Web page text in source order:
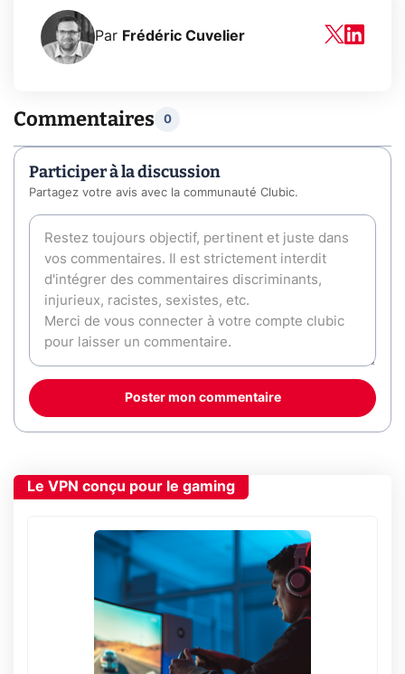
Par Frédéric Cuvelier
Commentaires 0
Participer à la discussion
Partagez votre avis avec la communauté Clubic.
Poster mon commentaire
Le VPN conçu pour le gaming